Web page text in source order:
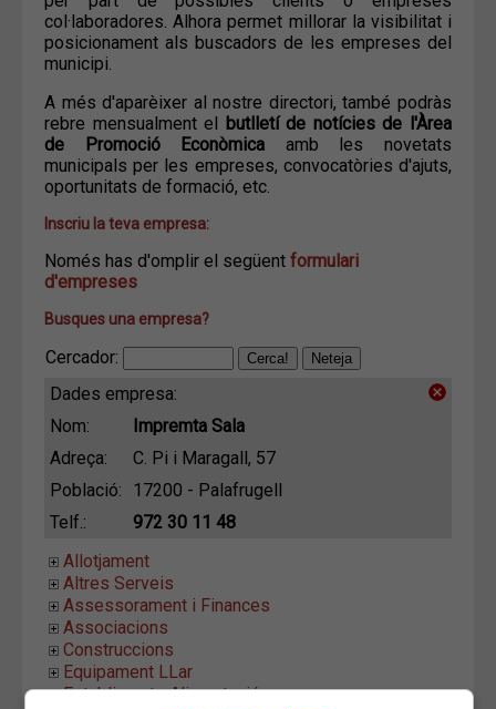
col·laboradores. Alhora permet millorar la visibilitat i
posicionament als buscadors de les empreses del
municipi.
A més d'aparèixer al nostre directori, també podràs
rebre mensualment el butlletí de notícies de l'Àrea
de Promoció Econòmica amb les novetats
municipals per les empreses, convocatòries d'ajuts,
oportunitats de formació, etc.
Inscriu la teva empresa:
Només has d'omplir el següent formulari
d'empreses
Busques una empresa?
Cercador:
Dades empresa:
Nom:
Impremta Sala
Adreça:
C. Pi i Maragall, 57
Població:
17200 - Palafrugell
Telf.:
972 30 11 48
Allotjament
Altres Serveis
Assessorament i Finances
Associacions
Construccions
Equipament LLar
Establiments Alimentació